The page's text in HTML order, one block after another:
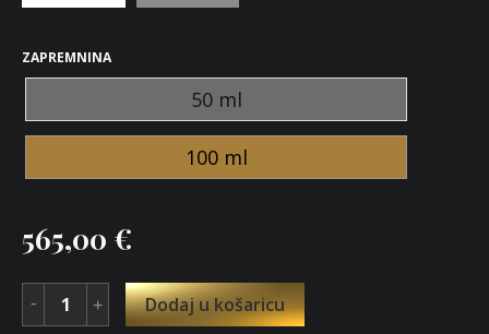
ZAPREMNINA
50 ml
100 ml
565,00 €
Dodaj u košaricu